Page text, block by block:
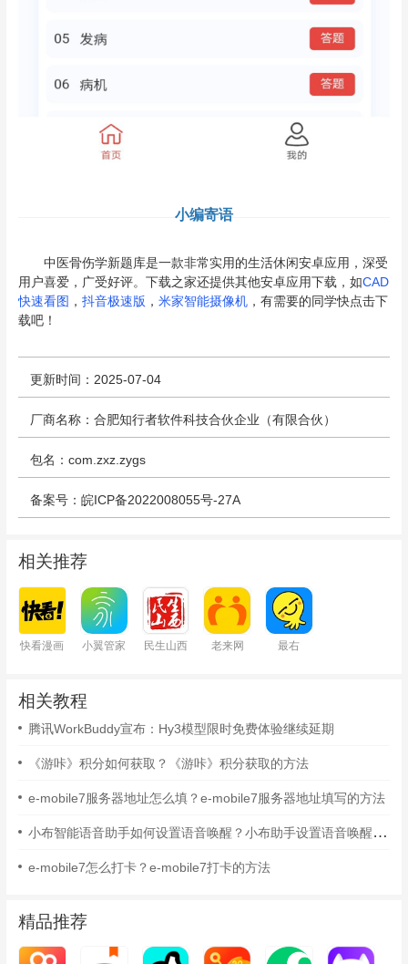
小编寄语
中医骨伤学新题库是一款非常实用的生活休闲安卓应用，深受
用户喜爱，广受好评。下载之家还提供其他安卓应用下载，如CAD
快速看图 ， 抖音极速版 ， 米家智能摄像机，有需要的同学快点击下
载吧！
更新时间：2025-07-04
厂商名称：合肥知行者软件科技合伙企业（有限合伙）
包名：com.zxz.zygs
备案号：皖ICP备2022008055号-27A
相关推荐
快看漫画 小翼管家 民生山西 老来网 最右
相关教程
腾讯WorkBuddy宣布：Hy3模型限时免费体验继续延期
《游咔》积分如何获取？《游咔》积分获取的方法
e-mobile7服务器地址怎么填？e-mobile7服务器地址填写的方法
小布智能语音助手如何设置语音唤醒？小布助手设置语音唤醒的方法
e-mobile7怎么打卡？e-mobile7打卡的方法
精品推荐